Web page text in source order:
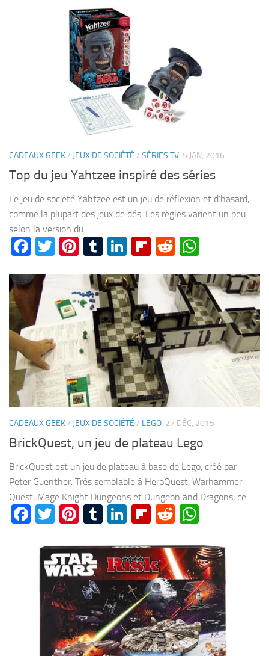
CADEAUX GEEK/ JEUX DE SOCIÉTÉ / SÉRIES TV 5 JAN, 2016
Top du jeu Yahtzee inspiré des séries
Le jeu de société Yahtzee est un jeu de réflexion et d’hasard,
comme la plupart des jeux de dés. Les règles varient un peu
selon la version du...
Facebook
Twitter
Pinterest
Tumblr
LinkedIn
Flipboard
Reddit
CADEAUX GEEK/ JEUX DE SOCIÉTÉ / LEGO 27 DÉC, 2015
BrickQuest, un jeu de plateau Lego
BrickQuest est un jeu de plateau à base de Lego, créé par
Peter Guenther. Très semblable à HeroQuest, Warhammer
Quest, Mage Knight Dungeons et Dungeon and Dragons, ce...
Facebook
Twitter
Pinterest
Tumblr
LinkedIn
Flipboard
Reddit